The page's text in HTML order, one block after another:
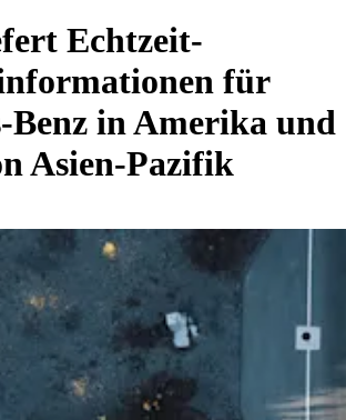
Echtzeit-
für
Benz in Amerika und
Asien-Pazifik